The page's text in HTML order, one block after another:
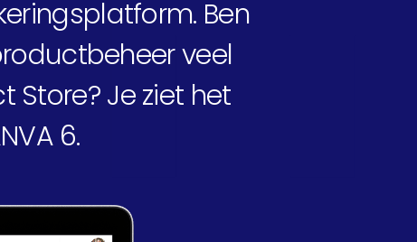
Ben
veel
Je ziet het
6.